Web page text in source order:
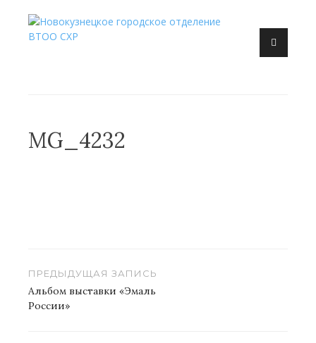
Перейти
MG_4232
Навигация
по
записям
ПРЕДЫДУЩАЯ ЗАПИСЬ
Альбом выставки «Эмаль
России»